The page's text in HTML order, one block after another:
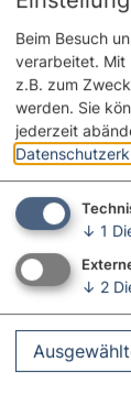
Beim Besuch
verarbeitet. Mit
z.B. zum
werden. Sie
jederzeit
↓ 1
↓ 2